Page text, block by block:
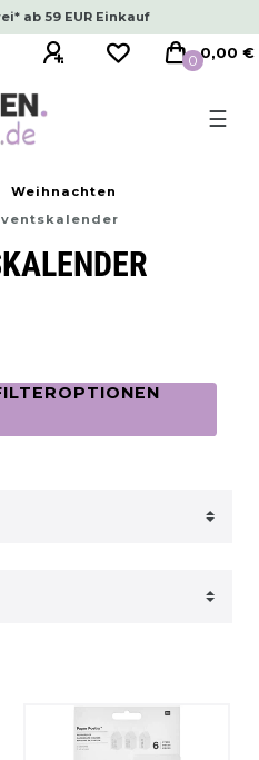
ab 59 EUR Einkauf
0 0,00 €
☰
Weihnachten